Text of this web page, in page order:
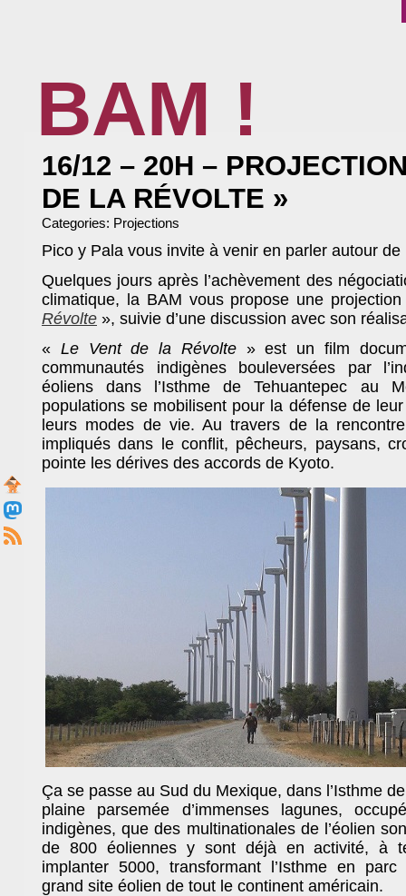
BAM !
16/12 – 20H –
DE LA RÉVOLTE »
Categories: Projections
Pico y Pala vous invite à venir en parler autour
Quelques jours après l’achèvement des
climatique, la BAM vous propose une
Révolte », suivie d’une discussion avec son
« Le Vent de la Révolte» est un film
communautés indigènes bouleversées par
éoliens dans l’Isthme de Tehuantepec au
populations se mobilisent pour la défense de
leurs modes de vie. Au travers de la
impliqués dans le conflit, pêcheurs, paysans,
pointe les dérives des accords de Kyoto.
Ça se passe au Sud du Mexique, dans l’Isthme
plaine parsemée d’immenses lagunes,
indigènes, que des multinationales de l’éolien
de 800 éoliennes y sont déjà en activité, à
implanter 5000, transformant l’Isthme en
grand site éolien de tout le continent américain.